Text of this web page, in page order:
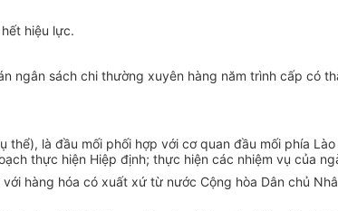
hiệu lực.
ngân sách chi thường xuyên hàng năm trình cấp có
là đầu mối phối hợp với cơ quan đầu mối phía
thực hiện Hiệp định; thực hiện các nhiệm vụ của
hàng hóa có xuất xứ từ nước Cộng hòa Dân chủ